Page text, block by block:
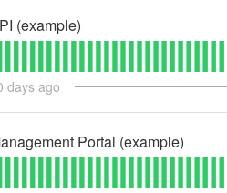
(example)
days ago
Portal (example)